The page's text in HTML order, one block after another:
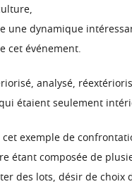
une dynamique
cet événement.
analysé,
étaient seulement
exemple de
étant composée de
des lots, désir de choix